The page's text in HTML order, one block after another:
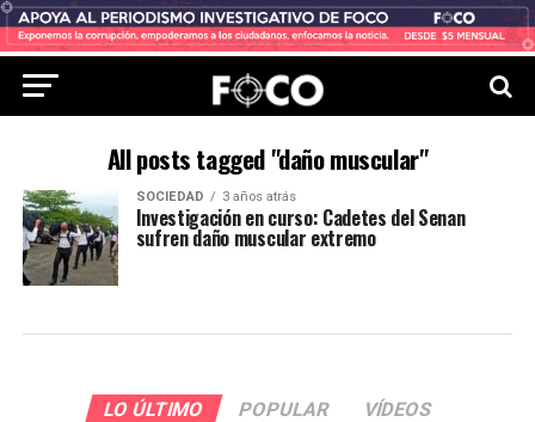
All posts tagged "daño muscular"
SOCIEDAD 3 años atrás
Investigación en curso: Cadetes del Senan
sufren daño muscular extremo
LO ÚLTIMO POPULAR VÍDEOS